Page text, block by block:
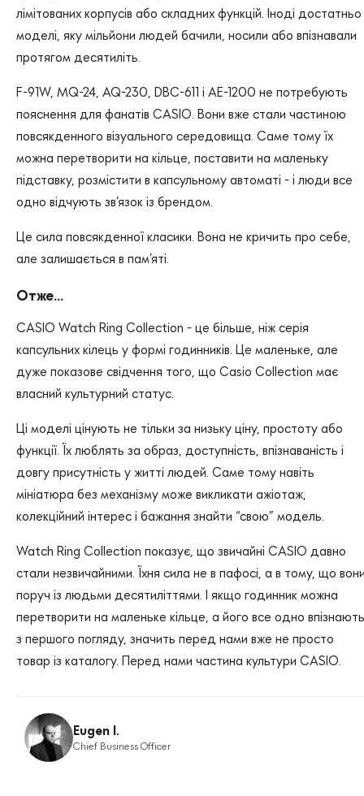
лімітованих корпусів або складних функцій. Іноді достатньо
моделі, яку мільйони людей бачили, носили або впізнавали
протягом десятиліть.
F-91W, MQ-24, AQ-230, DBC-611 і AE-1200 не потребують
пояснення для фанатів CASIO. Вони вже стали частиною
повсякденного візуального середовища. Саме тому їх
можна перетворити на кільце, поставити на маленьку
підставку, розмістити в капсульному автоматі - і люди все
одно відчують зв’язок із брендом.
Це сила повсякденної класики. Вона не кричить про себе,
але залишається в пам’яті.
Отже...
CASIO Watch Ring Collection - це більше, ніж серія
капсульних кілець у формі годинників. Це маленьке, але
дуже показове свідчення того, що Casio Collection має
власний культурний статус.
Ці моделі цінують не тільки за низьку ціну, простоту або
функції. Їх люблять за образ, доступність, впізнаваність і
довгу присутність у житті людей. Саме тому навіть
мініатюра без механізму може викликати ажіотаж,
колекційний інтерес і бажання знайти “свою” модель.
Watch Ring Collection показує, що звичайні CASIO давно
стали незвичайними. Їхня сила не в пафосі, а в тому, що
поруч із людьми десятиліттями. І якщо годинник можна
перетворити на маленьке кільце, а його все одно впізнають
з першого погляду, значить перед нами вже не просто
товар із каталогу. Перед нами частина культури CASIO.
Eugen I.
Chief Business Officer